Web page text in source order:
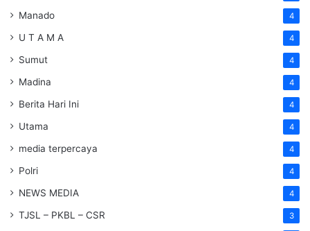
Manado 4
U T A M A 4
Sumut 4
Madina 4
Berita Hari Ini 4
Utama 4
media terpercaya 4
Polri 4
NEWS MEDIA 4
TJSL – PKBL – CSR 3